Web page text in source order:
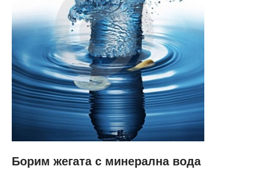
Борим жегата с минерална вода